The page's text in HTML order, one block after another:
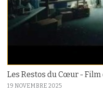
Les Restos du Cœur -
19 NOVEMBRE 2025